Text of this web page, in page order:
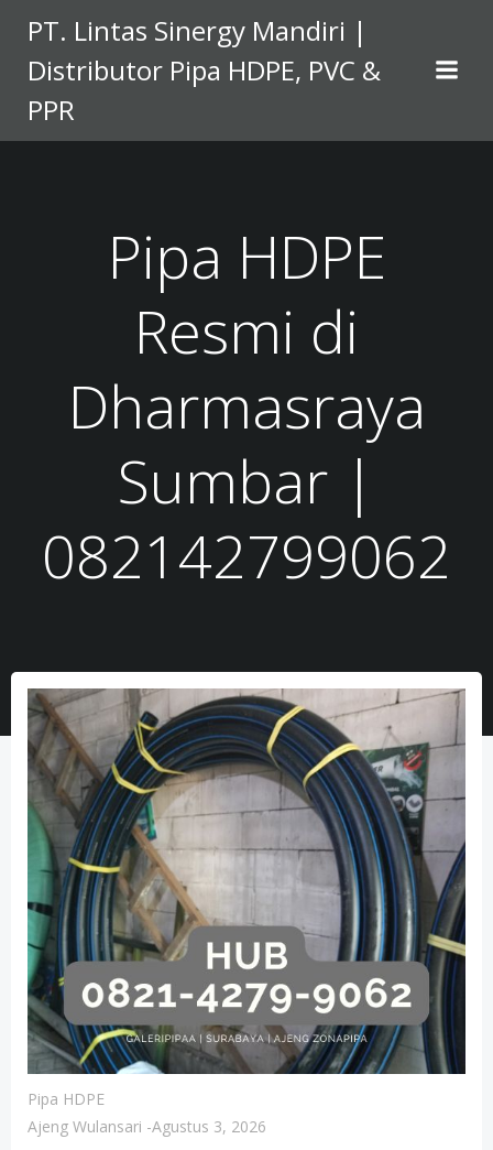
to
content
PT. Lintas Sinergy Mandiri |
Distributor Pipa HDPE, PVC &
PPR
Pipa HDPE
Resmi di
Dharmasraya
Sumbar |
082142799062
Pipa HDPE
Ajeng Wulansari -Agustus 3, 2026